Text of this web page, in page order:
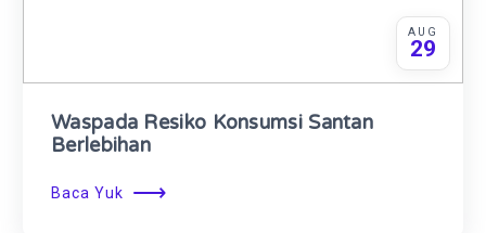
AUG
29
Waspada Resiko Konsumsi Santan
Berlebihan
Baca Yuk ⟶